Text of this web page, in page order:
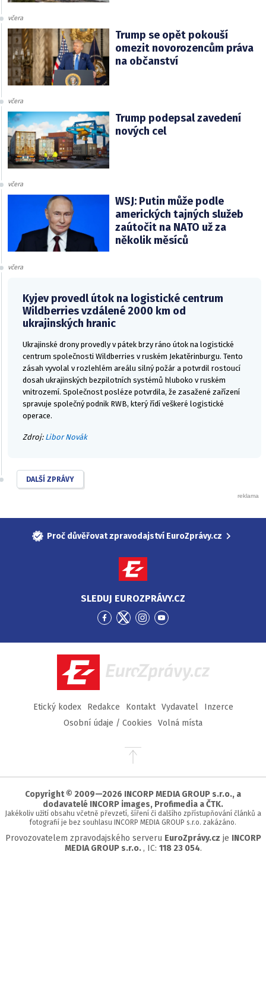
včera
Trump se opět pokouší
omezit novorozencům práva
na občanství
včera
Trump podepsal zavedení
nových cel
včera
WSJ: Putin může podle
amerických tajných služeb
zaútočit na NATO už za
několik měsíců
včera
Kyjev provedl útok na logistické centrum
Wildberries vzdálené 2000 km od
ukrajinských hranic
Ukrajinské drony provedly v pátek brzy ráno útok na logistické
centrum společnosti Wildberries v ruském Jekatěrinburgu. Tento
zásah vyvolal v rozlehlém areálu silný požár a potvrdil rostoucí
dosah ukrajinských bezpilotních systémů hluboko v ruském
vnitrozemí. Společnost posléze potvrdila, že zasažené zařízení
spravuje společný podnik RWB, který řídí veškeré logistické
operace.
Zdroj: Libor Novák
DALŠÍ ZPRÁVY
Proč důvěřovat zpravodajství EuroZprávy.cz
SLEDUJ EUROZPRÁVY.CZ
Přejít
Facebook
Přejít
Twitter
Přejít
Instagram
Přejít
YouTube
EuroZprávy.cz
Etický kodex Redakce Kontakt Vydavatel
Inzerce
Osobní údaje / Cookies
Volná místa
Přejít
stránky
Copyright © 2009—2026 INCORP MEDIA GROUP s.r.o., a
dodavatelé INCORP images, Profimedia a ČTK.
Jakékoliv užití obsahu včetně převzetí, šíření či dalšího zpřístupňování článků a
fotografií je bez souhlasu INCORP MEDIA GROUP s.r.o. zakázáno.
Provozovatelem zpravodajského serveru EuroZprávy.cz je INCORP
MEDIA GROUP s.r.o. , IC: 118 23 054.